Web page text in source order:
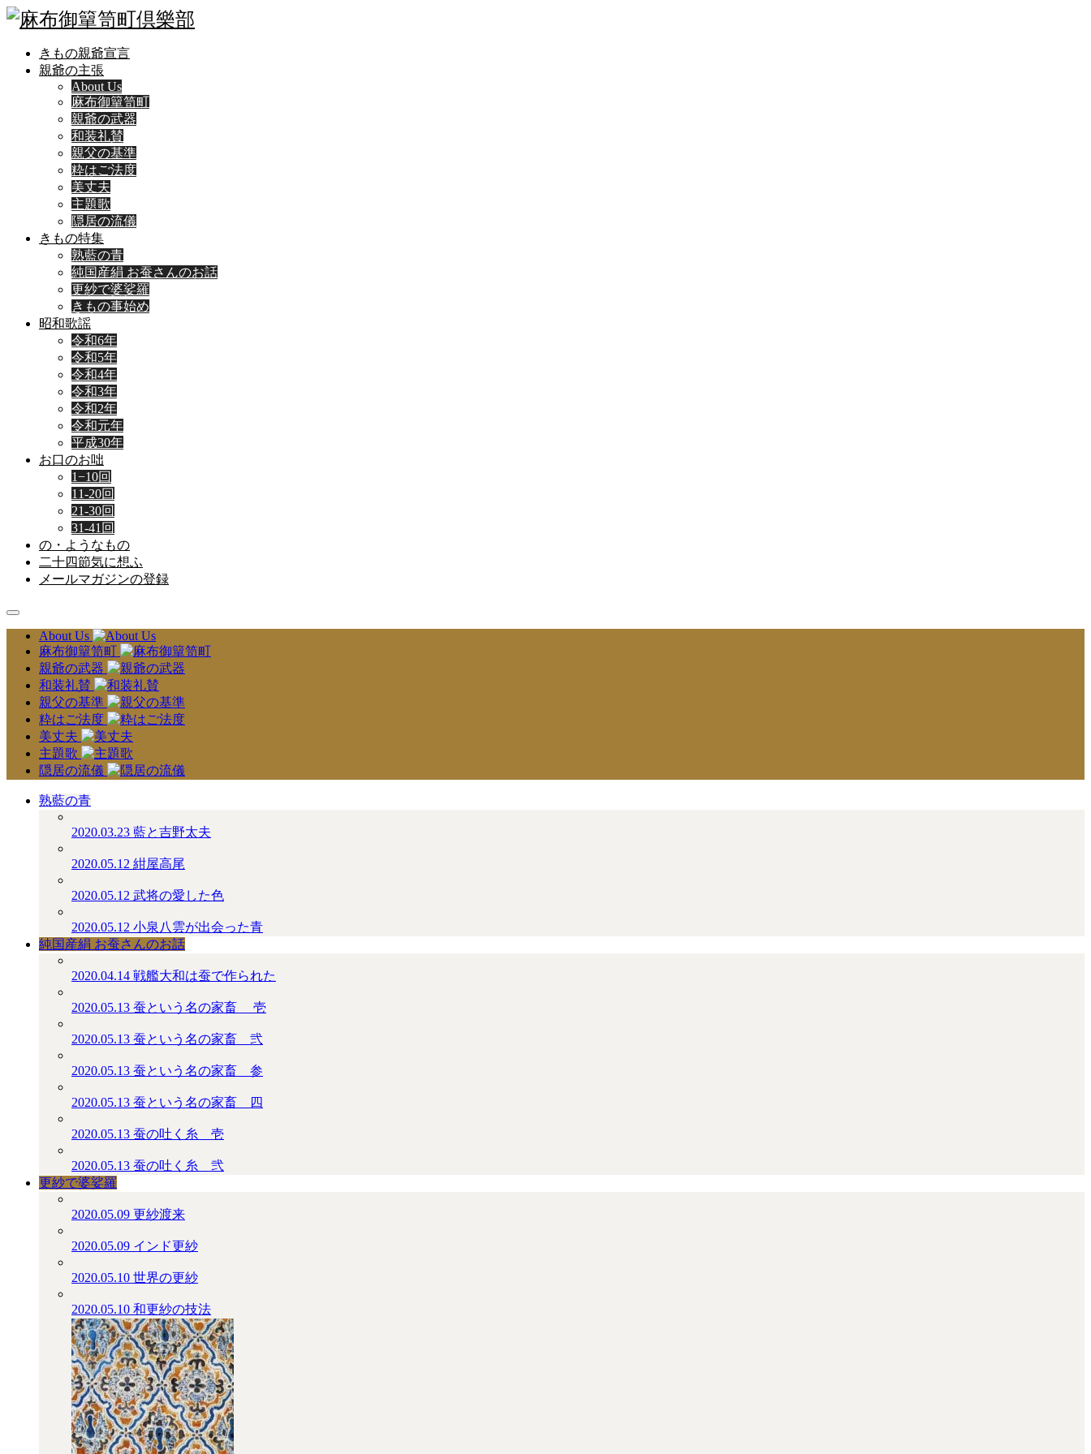
きもの親爺宣言
親爺の主張
About Us
麻布御簞笥町
親爺の武器
和装礼賛
親父の基準
粋はご法度
美丈夫
主題歌
隠居の流儀
きもの特集
熟藍の青
純国産絹 お蚕さんのお話
更紗で婆娑羅
きもの事始め
昭和歌謡
令和6年
令和5年
令和4年
令和3年
令和2年
令和元年
平成30年
お口のお咄
1−10回
11-20回
21-30回
31-41回
の・ようなもの
二十四節気に想ふ
メールマガジンの登録
About Us
麻布御簞笥町
親爺の武器
和装礼賛
親父の基準
粋はご法度
美丈夫
主題歌
隠居の流儀
熟藍の青
2020.03.23 藍と吉野太夫
2020.05.12 紺屋高尾
2020.05.12 武将の愛した色
2020.05.12 小泉八雲が出会った青
純国産絹 お蚕さんのお話
2020.04.14 戦艦大和は蚕で作られた
2020.05.13 蚕という名の家畜 ＿壱
2020.05.13 蚕という名の家畜＿弐
2020.05.13 蚕という名の家畜＿参
2020.05.13 蚕という名の家畜＿四
2020.05.13 蚕の吐く糸＿壱
2020.05.13 蚕の吐く糸＿弐
更紗で婆娑羅
2020.05.09 更紗渡来
2020.05.09 インド更紗
2020.05.10 世界の更紗
2020.05.10 和更紗の技法